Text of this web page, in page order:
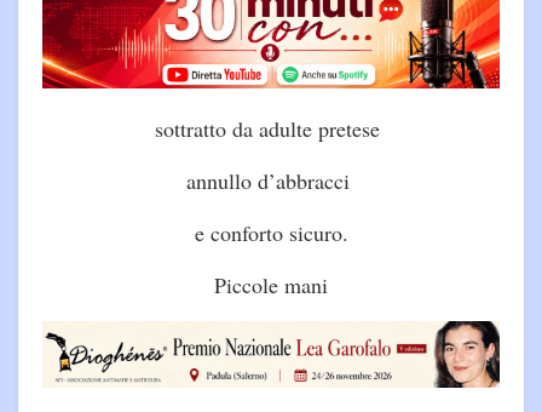
sottratto da adulte pretese
annullo d’abbracci
e conforto sicuro.
Piccole mani